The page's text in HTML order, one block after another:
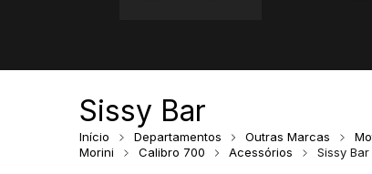
Sissy Bar
Início Departamentos Outras Marcas
Morini
Calibro 700 Acessórios Sissy Bar